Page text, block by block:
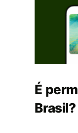
É
Brasil?